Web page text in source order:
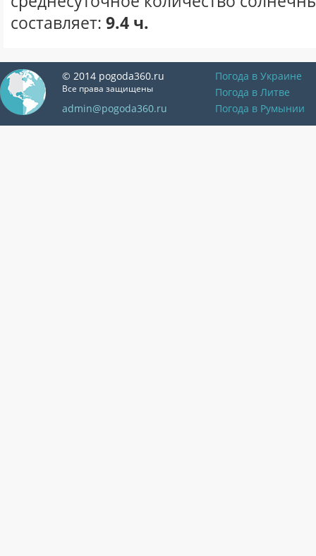
составляет: 9.4 ч.
© 2014 pogoda360.ru
Все права защищены
admin@pogoda360.ru
Погода в Украине
Погода в Литве
Погода в Румынии